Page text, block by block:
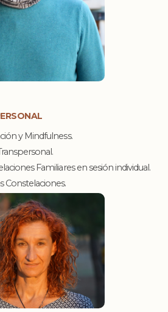
y Mindfulness.
Familiares en sesión individual.
Constelaciones.